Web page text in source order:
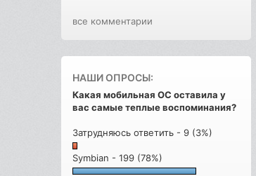
все комментарии
НАШИ ОПРОСЫ:
Какая мобильная ОС оставила у
вас самые теплые воспоминания?
Затрудняюсь ответить - 9 (3%)
Symbian - 199 (78%)